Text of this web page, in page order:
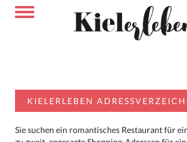
KIELERLEBEN
Sie suchen ein romantisches Restaurant für